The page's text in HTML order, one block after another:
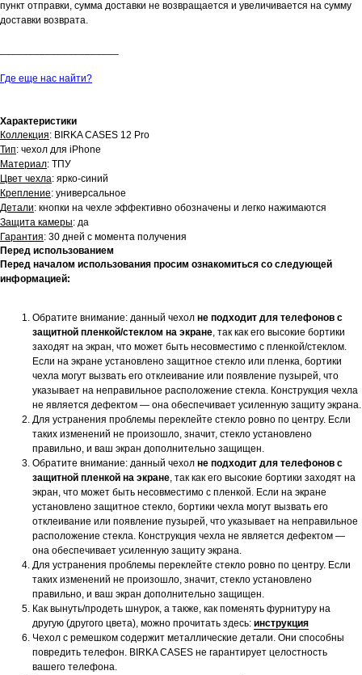
пункт отправки, сумма доставки не возвращается и увеличивается на сумму
доставки возврата.
Где еще нас найти?
Характеристики
Коллекция: BIRKA CASES 12 Pro
Тип: чехол для iPhone
Материал: ТПУ
Цвет чехла: ярко-синий
Крепление: универсальное
Детали: кнопки на чехле эффективно обозначены и легко нажимаются
Защита камеры: да
Гарантия: 30 дней с момента получения
Перед использованием
Перед началом использования просим ознакомиться со следующей
информацией:
Обратите внимание: данный чехол не подходит для телефонов с
защитной пленкой/стеклом на экране, так как его высокие бортики
заходят на экран, что может быть несовместимо с пленкой/стеклом.
Если на экране установлено защитное стекло или пленка, бортики
чехла могут вызвать его отклеивание или появление пузырей, что
указывает на неправильное расположение стекла. Конструкция чехла
не является дефектом — она обеспечивает усиленную защиту экрана.
Для устранения проблемы переклейте стекло ровно по центру. Если
таких изменений не произошло, значит, стекло установлено
правильно, и ваш экран дополнительно защищен.
Обратите внимание: данный чехол не подходит для телефонов с
защитной пленкой на экране, так как его высокие бортики заходят на
экран, что может быть несовместимо с пленкой. Если на экране
установлено защитное стекло, бортики чехла могут вызвать его
отклеивание или появление пузырей, что указывает на неправильное
расположение стекла. Конструкция чехла не является дефектом —
она обеспечивает усиленную защиту экрана.
Для устранения проблемы переклейте стекло ровно по центру. Если
таких изменений не произошло, значит, стекло установлено
правильно, и ваш экран дополнительно защищен.
Как вынуть/продеть шнурок, а также, как поменять фурнитуру на
другую (другого цвета), можно прочитать здесь: инструкция
Чехол с ремешком содержит металлические детали. Они способны
повредить телефон. BIRKA CASES не гарантирует целостность
вашего телефона.